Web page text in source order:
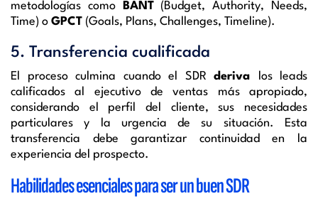
metodologías como BANT(Budget, Authority, Needs,
Time) o GPCT (Goals, Plans, Challenges, Timeline).
5. Transferencia cualificada
El proceso culmina cuando el SDR deriva
los leads
calificados al ejecutivo de ventas más apropiado,
considerando el perfil del cliente, sus necesidades
particulares y la urgencia de su situación. Esta
transferencia debe garantizar continuidad en la
experiencia del prospecto.
Habilidades esenciales para ser un buen SDR